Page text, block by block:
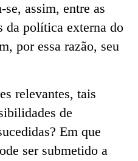
assim, entre as
da política externa do
por essa razão, seu
relevantes, tais
de
Em que
ser submetido a